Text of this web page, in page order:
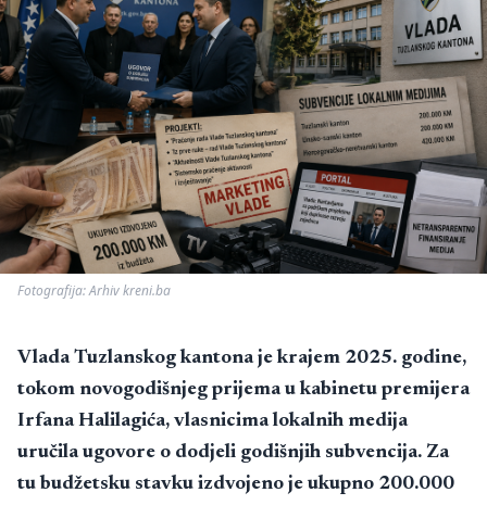
Fotografija: Arhiv kreni.ba
Vlada Tuzlanskog kantona je krajem 2025. godine,
tokom novogodišnjeg prijema u kabinetu premijera
Irfana Halilagića, vlasnicima lokalnih medija
uručila ugovore o dodjeli godišnjih subvencija. Za
tu budžetsku stavku izdvojeno je ukupno 200.000